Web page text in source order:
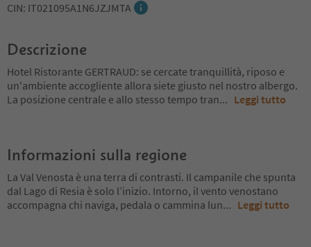
CIN: IT021095A1N6JZJMTA
Descrizione
Hotel Ristorante GERTRAUD: se cercate tranquillità, riposo e
un'ambiente accogliente allora siete giusto nel nostro albergo.
La posizione centrale e allo stesso tempo tran... Leggi tutto
Informazioni sulla regione
La Val Venosta è una terra di contrasti. Il campanile che spunta
dal Lago di Resia è solo l’inizio. Intorno, il vento venostano
accompagna chi naviga, pedala o cammina lun... Leggi tutto